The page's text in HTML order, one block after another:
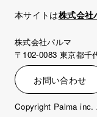
本サイトは株式会社
株式会社パルマ
〒102-0083 東京都千
お問い合わせ
Copyright Palma